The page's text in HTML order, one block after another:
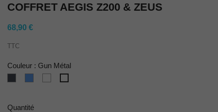
COFFRET AEGIS Z200 & ZEUS
68,90 €
TTC
Couleur : Gun Métal
Quantité